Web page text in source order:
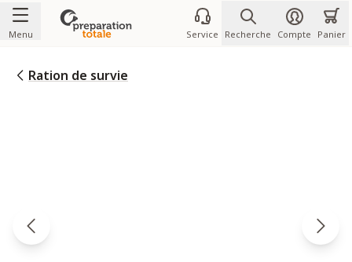
Allez au contenu
Menu Service Recherche Compte Panier
Ration de survie